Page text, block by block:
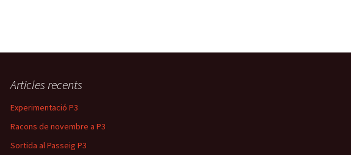
Articles recents
Experimentació P3
Racons de novembre a P3
Sortida al Passeig P3